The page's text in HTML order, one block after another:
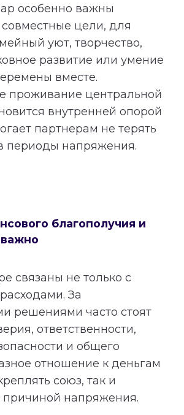
особенно важны
цели, для
уют, творчество,
развитие или умение
вместе.
проживание центральной
внутренней опорой
партнерам не терять
периоды напряжения.
благополучия и
связаны не только с
За
решениями часто стоят
ответственности,
и общего
отношение к деньгам
союз, так и
причиной напряжения.